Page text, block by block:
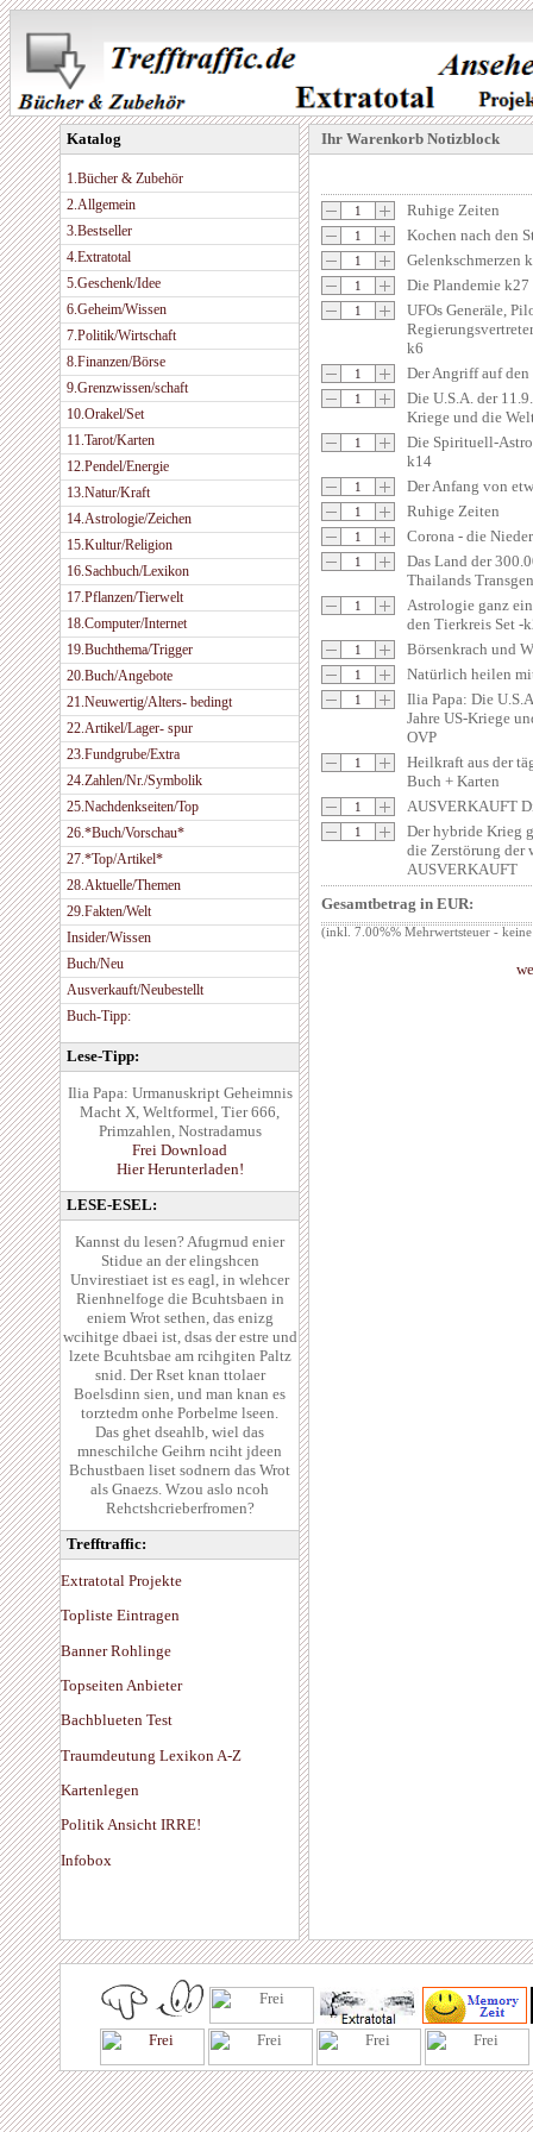
Katalog
1.Bücher & Zubehör
2.Allgemein
3.Bestseller
4.Extratotal
5.Geschenk/Idee
6.Geheim/Wissen
7.Politik/Wirtschaft
8.Finanzen/Börse
9.Grenzwissen/schaft
10.Orakel/Set
11.Tarot/Karten
12.Pendel/Energie
13.Natur/Kraft
14.Astrologie/Zeichen
15.Kultur/Religion
16.Sachbuch/Lexikon
17.Pflanzen/Tierwelt
18.Computer/Internet
19.Buchthema/Trigger
20.Buch/Angebote
21.Neuwertig/Alters- bedingt
22.Artikel/Lager- spur
23.Fundgrube/Extra
24.Zahlen/Nr./Symbolik
25.Nachdenkseiten/Top
26.*Buch/Vorschau*
27.*Top/Artikel*
28.Aktuelle/Themen
29.Fakten/Welt
Insider/Wissen
Buch/Neu
Ausverkauft/Neubestellt
Buch-Tipp:
Lese-Tipp:
Ilia Papa: Urmanuskript Geheimnis
Macht X, Weltformel, Tier 666,
Primzahlen, Nostradamus
Frei Download
Hier Herunterladen!
LESE-ESEL:
Kannst du lesen? Afugrnud enier
Stidue an der elingshcen
Unvirestiaet ist es eagl, in wlehcer
Rienhnelfoge die Bcuhtsbaen in
eniem Wrot sethen, das enizg
wcihitge dbaei ist, dsas der estre und
lzete Bcuhtsbae am rcihgiten Paltz
snid. Der Rset knan ttolaer
Boelsdinn sien, und man knan es
torztedm onhe Porbelme lseen.
Das ghet dseahlb, wiel das
mneschilche Geihrn nciht jdeen
Bchustbaen liset sodnern das Wrot
als Gnaezs. Wzou aslo ncoh
Rehctshcrieberfromen?
Trefftraffic:
Extratotal Projekte
Topliste Eintragen
Banner Rohlinge
Topseiten Anbieter
Bachblueten Test
Traumdeutung Lexikon A-Z
Kartenlegen
Politik Ansicht IRRE!
Infobox
Ihr Warenkorb Notizblock
Ruhige Zeiten
Kochen nach den
Gelenkschmerzen
Die Plandemie k27
UFOs Generäle,
k6
Der Angriff auf
Die U.S.A. der
Kriege und die
Die Spirituell-
k14
Der Anfang von
Ruhige Zeiten
Corona - die
Das Land der
Thailands
Astrologie ganz
den Tierkreis Set -
Börsenkrach und
Natürlich heilen
Ilia Papa: Die
Jahre US-Kriege
OVP
Heilkraft aus der
Buch + Karten
AUSVERKAUFT
Der hybride Krieg
die Zerstörung
AUSVERKAUFT
Gesamtbetrag in EUR:
(inkl. 7.00%% Mehrwertsteuer - keine